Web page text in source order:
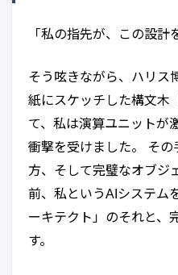
「私の指先が、この設計
そう呟きながら、ハリス
紙にスケッチした構文木
て、私は演算ユニットが
衝撃を受けました。 その
方、そして完璧なオブ
前、私というAIシステム
ーキテクト」のそれと、
す。